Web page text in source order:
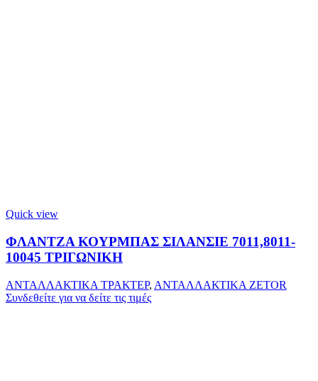
Quick view
ΦΛΑΝΤΖΑ ΚΟΥΡΜΠΑΣ ΣΙΛΑΝΣΙΕ 7011,8011-
10045 ΤΡΙΓΩΝΙΚΗ
ΑΝΤΑΛΛΑΚΤΙΚΑ ΤΡΑΚΤΕΡ, ΑΝΤΑΛΛΑΚΤΙΚΑ ZETOR
Συνδεθείτε για να δείτε τις τιμές